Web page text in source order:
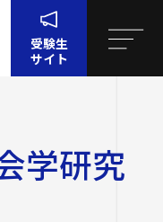
受験生
サイト
学研究